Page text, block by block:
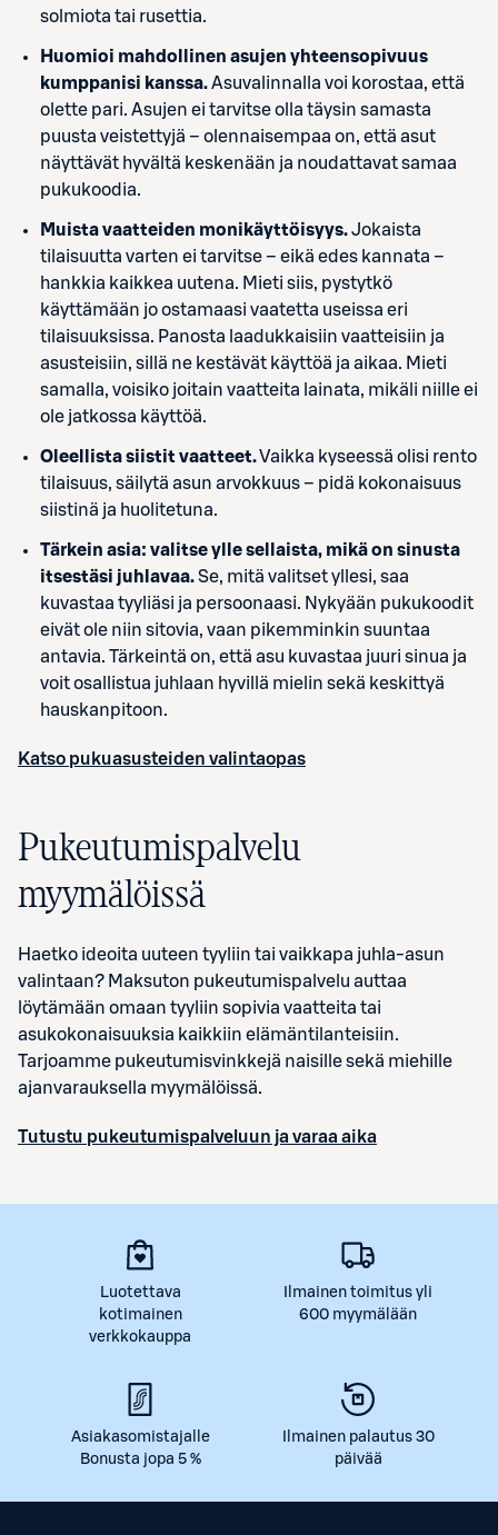
solmiota tai rusettia.
Huomioi mahdollinen asujen yhteensopivuus
kumppanisi kanssa.Asuvalinnalla voi korostaa, että
olette pari. Asujen ei tarvitse olla täysin samasta
puusta veistettyjä – olennaisempaa on, että asut
näyttävät hyvältä keskenään ja noudattavat samaa
pukukoodia.
Muista vaatteiden monikäyttöisyys.Jokaista
tilaisuutta varten ei tarvitse – eikä edes kannata –
hankkia kaikkea uutena. Mieti siis, pystytkö
käyttämään jo ostamaasi vaatetta useissa eri
tilaisuuksissa. Panosta laadukkaisiin vaatteisiin ja
asusteisiin, sillä ne kestävät käyttöä ja aikaa. Mieti
samalla, voisiko joitain vaatteita lainata, mikäli niille ei
ole jatkossa käyttöä.
Oleellista siistit vaatteet.Vaikka kyseessä olisi rento
tilaisuus, säilytä asun arvokkuus – pidä kokonaisuus
siistinä ja huolitetuna.
Tärkein asia: valitse ylle sellaista, mikä on sinusta
itsestäsi juhlavaa.Se, mitä valitset yllesi, saa
kuvastaa tyyliäsi ja persoonaasi. Nykyään pukukoodit
eivät ole niin sitovia, vaan pikemminkin suuntaa
antavia. Tärkeintä on, että asu kuvastaa juuri sinua ja
voit osallistua juhlaan hyvillä mielin sekä keskittyä
hauskanpitoon.
Katso pukuasusteiden valintaopas
Pukeutumispalvelu
myymälöissä
Haetko ideoita uuteen tyyliin tai vaikkapa juhla-asun
valintaan? Maksuton pukeutumispalvelu auttaa
löytämään omaan tyyliin sopivia vaatteita tai
asukokonaisuuksia kaikkiin elämäntilanteisiin.
Tarjoamme pukeutumisvinkkejä naisille sekä miehille
ajanvarauksella myymälöissä.
Tutustu pukeutumispalveluun ja varaa aika
Luotettava
kotimainen
verkkokauppa
Ilmainen toimitus yli
600 myymälään
Asiakasomistajalle
Bonusta jopa 5 %
Ilmainen palautus 30
päivää